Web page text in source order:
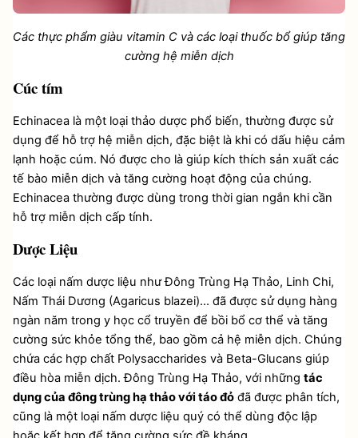
Các thực phẩm giàu vitamin C và các loại thuốc bổ giúp tăng
cường hệ miễn dịch
Cúc tím
Echinacea là một loại thảo dược phổ biến, thường được sử
dụng để hỗ trợ hệ miễn dịch, đặc biệt là khi có dấu hiệu cảm
lạnh hoặc cúm. Nó được cho là giúp kích thích sản xuất các
tế bào miễn dịch và tăng cường hoạt động của chúng.
Echinacea thường được dùng trong thời gian ngắn khi cần
hỗ trợ miễn dịch cấp tính.
Dược Liệu
Các loại nấm dược liệu như Đông Trùng Hạ Thảo, Linh Chi,
Nấm Thái Dương (Agaricus blazei)... đã được sử dụng hàng
ngàn năm trong y học cổ truyền để bồi bổ cơ thể và tăng
cường sức khỏe tổng thể, bao gồm cả hệ miễn dịch. Chúng
chứa các hợp chất Polysaccharides và Beta-Glucans giúp
điều hòa miễn dịch. Đông Trùng Hạ Thảo, với những tác
dụng của đông trùng hạ thảo với táo đỏ đã được phân tích,
cũng là một loại nấm dược liệu quý có thể dùng độc lập